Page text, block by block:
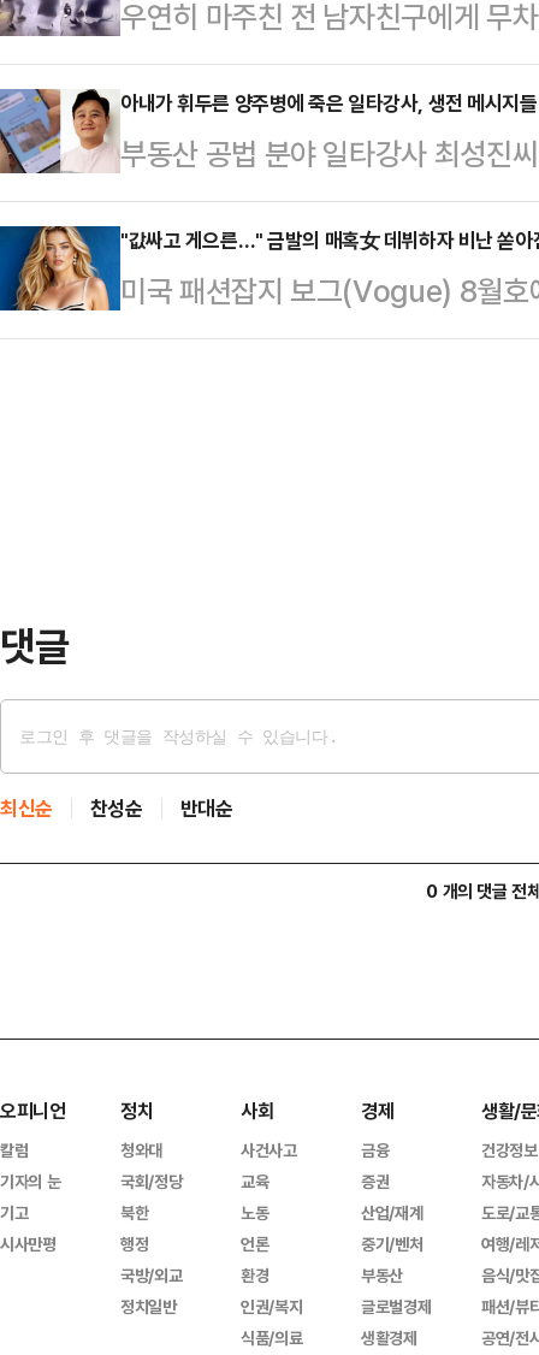
리티켄의 미술 평론가 마티아스 크
라고 지적했다.성직자 …
것일 뿐, 거래는 하지 않았다고 주
해 갈 수 있는 일이 아니었다. 결국
원장 직 사임서를 제출했다.법사위
송법 개정안 본회의 처리 저지를 위
다. 야당이 ‘…
우연히 마주친 전 남자친구에게 무
이유에 대해 밝혔다.20대 여성 A씨
서 전 남자친구 B씨(30대)에게 폭
긴 폐쇄회로(CC)TV 영상을 소셜
씨와 마주 보고 대화하던 B씨가 돌
친 뒤 뒷덜미를 잡아 넘어뜨리는 충
앉은 A씨를 발로 걷어차거나 머리
있다. B…
아내가 휘두른 양주병에 죽은 일타강사, 생전 메시지
부동산 공법 분야 일타강사 최성진
가운데 그가 생전에 아내에게 보낸
일 SBS '그것이 알고 싶다'는 최성
의 실상을 공개했다.최성진씨는 지
친 채 병원으로 이송됐으나 11시간
"값싸고 게으른…" 금발의 매혹女 데뷔하자 비난 쏟아
미국 패션잡지 보그(Vogue) 8월호
일고 있다.31일(현지시간) CNN에
댓글
최신순 찬성순 반대순
0 개의 댓글 전
오피니언
칼럼
기자의 눈
기고
시사만평
정치
청와대
국회/정당
북한
행정
국방/외교
정치일반
사회
사건사고
교육
노동
언론
환경
인권/복지
식품/의료
경제
금융
증권
산업/재계
중기/벤처
부동산
글로벌경제
생활경제
생활/
건강정보
자동차/
도로/교
여행/레
음식/맛
패션/뷰
공연/전